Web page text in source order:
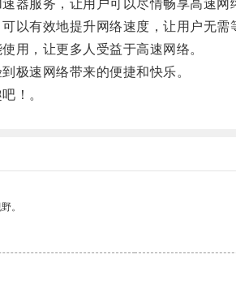
服务，让用户可以尽情畅享高速网
有效地提升网络速度，让用户无需
，让更多人受益于高速网络。
速网络带来的便捷和快乐。
！。
。